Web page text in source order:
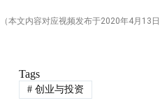
（本文内容对应视频发布于2020年4月 13 日
Tags
#创业与投资